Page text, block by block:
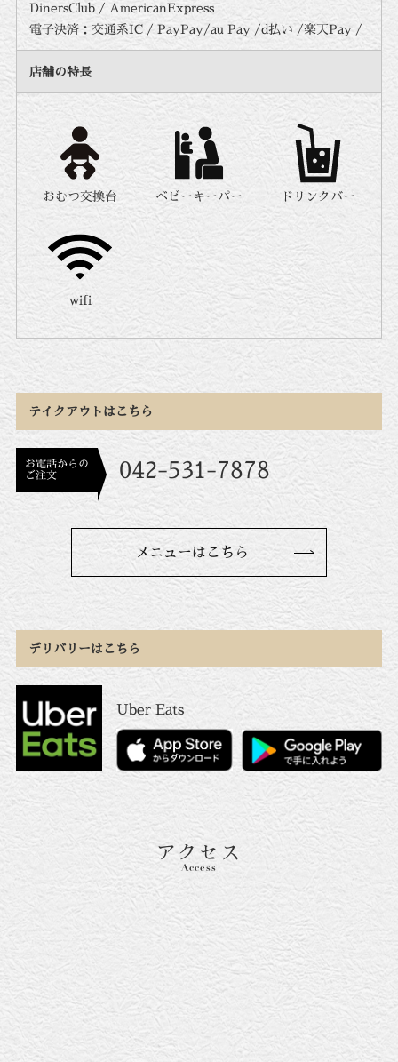
DinersClub / AmericanExpress
電子決済：交通系IC / PayPay/au Pay /d払い /楽天Pay /
店舗の特長
おむつ交換台 ベビーキーパー ドリンクバー
wifi
テイクアウトはこちら
お電話からの
ご注文
042-531-7878
メニューはこちら
デリバリーはこちら
Uber Eats
アクセス
Access